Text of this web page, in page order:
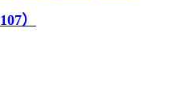
）